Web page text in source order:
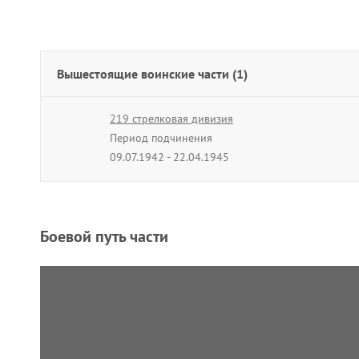
Вышестоящие воинские части (1)
219 стрелковая дивизия
Период подчинения
09.07.1942 - 22.04.1945
Боевой путь части